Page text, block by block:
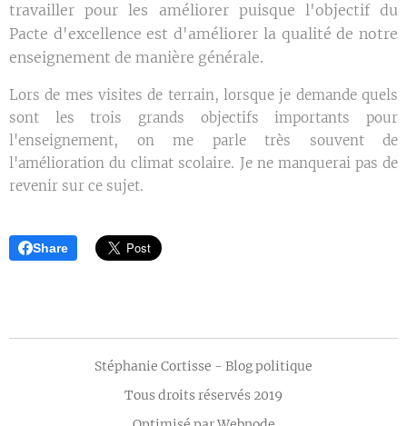
travailler pour les améliorer puisque l'objectif du
Pacte d'excellence est d'améliorer la qualité de notre
enseignement de manière générale.
Lors de mes visites de terrain, lorsque je demande quels
sont les trois grands objectifs importants pour
l'enseignement, on me parle très souvent de
l'amélioration du climat scolaire. Je ne manquerai pas de
revenir sur ce sujet.
Share
Stéphanie Cortisse - Blog politique
Tous droits réservés 2019